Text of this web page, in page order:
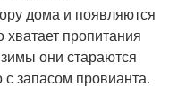
дома и появляются
пропитания
они стараются
запасом провианта.